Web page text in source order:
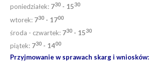
poniedziałek: 730 - 1530
wtorek: 730 - 1700
środa - czwartek: 730 - 1530
piątek: 730 - 1400
Przyjmowanie w sprawach skarg i wniosków: